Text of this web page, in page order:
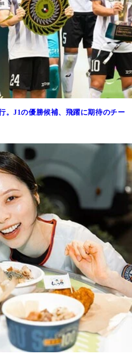
。J1の優勝候補、飛躍に期待のチー